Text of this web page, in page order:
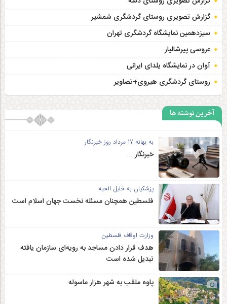
گزارش تصویری روستای گردشگری شمشیر
سیزدهمین نمایشگاه گردشگری تهران
عروسی پیرشالیار
آوان در نمایشگاه یلدای ایرانی
روستای گردشگری هیروی+تصاویر
آخرین نوشته ها
به بهانه 17 مرداد روز خبرنگار
خبرنگار …
پزشکیان به خلیل الحیه
فلسطین همچنان مسئله نخست جهان اسلام است
وزارت اوقاف فلسطین
هدف قرار دادن مساجد به رویه‌ای سازمان‌ یافته
تبدیل شده است
پاوه ملقب به شهر هزار ماسوله